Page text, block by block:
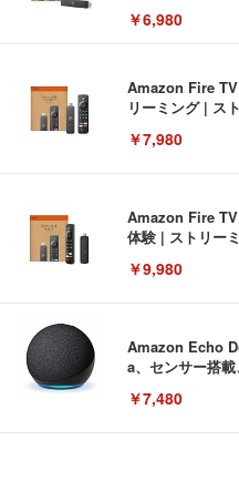
￥6,980
Amazon Fire
リーミング | ス
￥7,980
Amazon Fire
体験 | ストリー
￥9,980
Amazon Echo
a、センサー搭
￥7,480